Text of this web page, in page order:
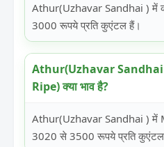
Athur(Uzhavar Sandhai ) में
3000 रूपये प्रति कुएंटल हैं।
Athur(Uzhavar Sandhai
Ripe) क्या भाव है?
Athur(Uzhavar Sandhai ) में
3020 से 3500 रूपये प्रति